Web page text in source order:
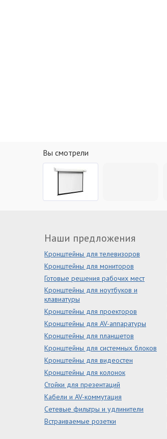
Вы смотрели
Наши предложения
Кронштейны для телевизоров
Кронштейны для мониторов
Готовые решения рабочих мест
Кронштейны для ноутбуков и
клавиатуры
Кронштейны для проекторов
Кронштейны для AV-аппаратуры
Кронштейны для планшетов
Кронштейны для системных блоков
Кронштейны для видеостен
Кронштейны для колонок
Стойки для презентаций
Кабели и AV-коммутация
Сетевые фильтры и удлинители
Встраиваемые розетки